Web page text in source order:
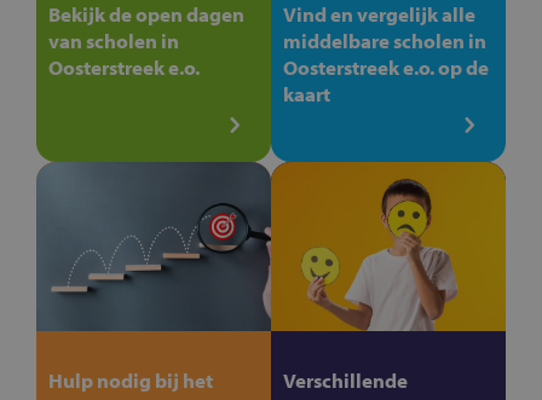
Bekijk de open dagen
van scholen in
Oosterstreek e.o.
Vind en vergelijk alle
middelbare scholen in
Oosterstreek e.o. op de
kaart
Hulp nodig bij het
Verschillende